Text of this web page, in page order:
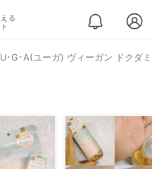
る
･G･A(ユーガ) ヴィーガン ドクダ